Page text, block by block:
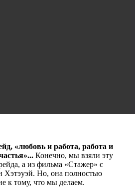
«любовь и работа, работа и
Конечно, мы взяли эту
а из фильма «Стажер» с
Но, она полностью
к тому, что мы делаем.